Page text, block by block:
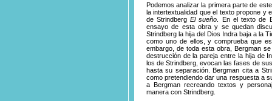
Podemos analizar la primera parte de
la intertextualidad que el texto propone y
de StrindbergEl sueño . En el texto de
ensayo de esta obra y se quedan
Strindberg la hija del Dios Indra baja a la
como uno de ellos, y comprueba que
embargo, de toda esta obra, Bergman
destrucción de la pareja entre la hija de
los de Strindberg, evocan las fases de
hasta su separación. Bergman cita a
como pretendiendo dar una respuesta a
a Bergman recreando textos y
manera con Strindberg.